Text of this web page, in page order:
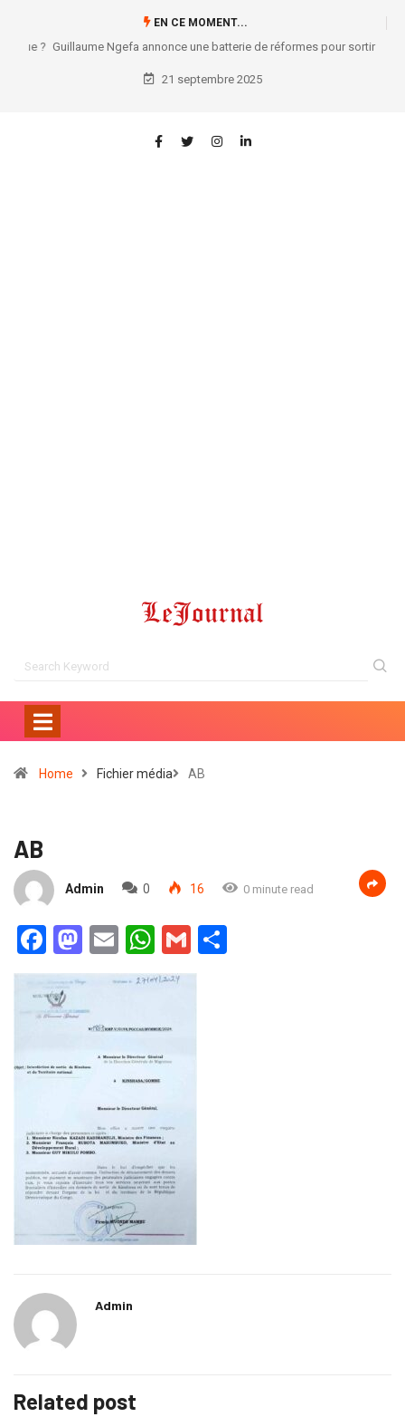
EN CE MOMENT...
Guillaume Ngefa annonce une batterie de réformes pour sortir le secteur
judiciaire de sa torpeur !
21 septembre 2025
Home Fichier média AB
AB
Admin 0 16 0 minute read
Facebook
Mastodon
EmailWhatsApp
Gmail
Admin
Related post